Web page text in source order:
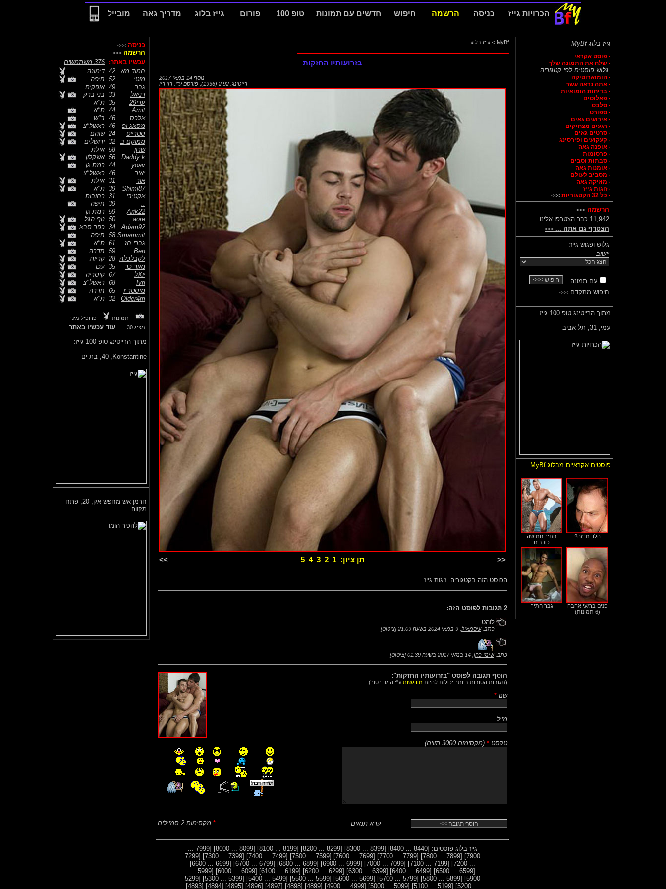
הכרויות גייז כניסה הרשמה חיפוש חדשים עם תמונות טופ 100 פורום גייז בלוג מדריך גאה מובייל
גייז בלוג MyBf
- פוסט אקראי
- שלח את התמונה שלך
גלוש פוסטים לפי קטגוריה:
- הומוארוטיקה
- אתה נראה עשר
- בדיחות הומואיות
- פאלוסים
- סלבס
- ספורט
- אירועים גאים
- רגעים מצחיקים
- סרטים גאים
- קעקועים ופירסינג
- אופנה גאה
- פרסומות
- סבתות וסבים
- אומנות גאה
- מסביב לעולם
- מוזיקה גאה
- זוגות גייז
- כל 32 הקטגוריות
>>>
הרשמה >>>
11,942 כבר הצטרפו אלינו
הצטרף גם אתה ... >>>
גלוש ופגוש גייז:
יישוב
עם תמונה
חיפוש מתקדם >>>
מתוך הרייטינג טופ 100 גייז:
עמי, 31, תל אביב
פוסטים אקראיים מבלוג MyBf:
הלו, מי זה?
חתיך חמישה
כוכבים
פנים ברגעי אהבה
(6 תמונות)
גבר חתיך
MyBf
> גייז בלוג
בזרועותיו החזקות
נוסף 14 במאי 2017
רייטינג: 2.92 (1936)
פורסם ע"י: רון ריו
<< תן ציון: 1
2
3
4
5
>>
הפוסט הזה בקטגוריה: זוגות גייז
2 תגובות לפוסט הזה:
לוהט
כתב:עיסמאיל 9 במאי 2024 בשעה 21:09 [ציטוט]
כתב:שימי כהן 14 במאי 2017 בשעה 01:39 [ציטוט]
הוסף תגובה לפוסט "בזרועותיו החזקות":
(תגובות הטובות ביותר יכולות להיות מודגשות ע"י המודרטור)
שם *
מייל
טקסט *
(מקסימום 3000 תווים )
קרא תנאים * מקסימום 2 סמיילים
גייז בלוג פוסטים: [8440 ... 8400]
[8399 ... 8300]
[8299 ... 8200]
[8199 ... 8100]
[8099 ... 8000]
[7999 ...
7900]
[7899 ... 7800]
[7799 ... 7700]
[7699 ... 7600]
[7599 ... 7500]
[7499 ... 7400]
[7399 ... 7300]
[7299
... 7200]
[7199 ... 7100]
[7099 ... 7000]
[6999 ... 6900]
[6899 ... 6800]
[6799 ... 6700]
[6699 ... 6600]
[6599 ... 6500]
[6499 ... 6400]
[6399 ... 6300]
[6299 ... 6200]
[6199 ... 6100]
[6099 ... 6000]
[5999 ...
5900]
[5899 ... 5800]
[5799 ... 5700]
[5699 ... 5600]
[5599 ... 5500]
[5499 ... 5400]
[5399 ... 5300]
[5299
... 5200]
[5199 ... 5100]
[5099 ... 5000]
[4999 ... 4900]
[4899]
[4898]
[4897]
[4896]
[4895]
[4894]
[4893]
כניסה >>>
הרשמה >>>
עכשיו באתר: 376 משתמשים
חמוד מא
דימונה
מוטי
חיפה
גבר
אופקים
דניאל
בני ברק
עדי29
35
ת"א
Amit
ת"א
אלכס
ב"ש
מסאג ופ
ראשל"צ
סטרייט
שוהם
ממוקם ב
ירושלים
שרון
אילת
Daddy k
אשקלון
yoav
רמת גן
יאיר
ראשל"צ
אור
אילת
Shimi87
ת"א
אקטיבי
רחובות
..
חיפה
Arik22
רמת גן
aore
נוף הגל
Adam92
כפר סבא
Smammit
חיפה
גברי חז
ת"א
Ben
חדרה
לקבלכלה
קריות
נאור כר
35
עכו
יוXל
67
קיסריה
Ivri
ראשל"צ
מיסטר ז
65
חדרה
Older4m
ת"א
- תמונות
- פרופיל מיני
מציג 30
עוד עכשיו באתר
מתוך הרייטינג טופ 100 גייז:
Konstantine,
40, בת ים
חרמן אש מחפש אק,
20, פתח
תקווה